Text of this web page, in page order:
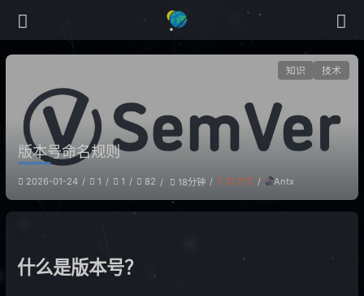
知识 技术
版本号命名规则
2026-01-24 1 1 82 18分钟 37.2℃ Antx
什么是版本号？